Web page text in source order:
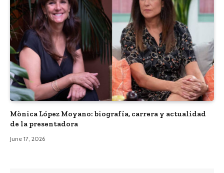
Mònica López Moyano: biografía, carrera y actualidad
de la presentadora
June 17, 2026